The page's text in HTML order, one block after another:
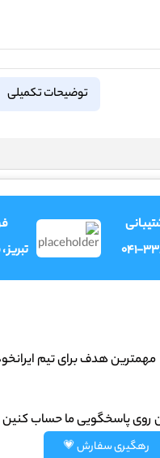
توضیحات تکمیلی
041-
هدف برای تیم
روی پاسخگویی ما حساب
رهگیری سفارش 💗